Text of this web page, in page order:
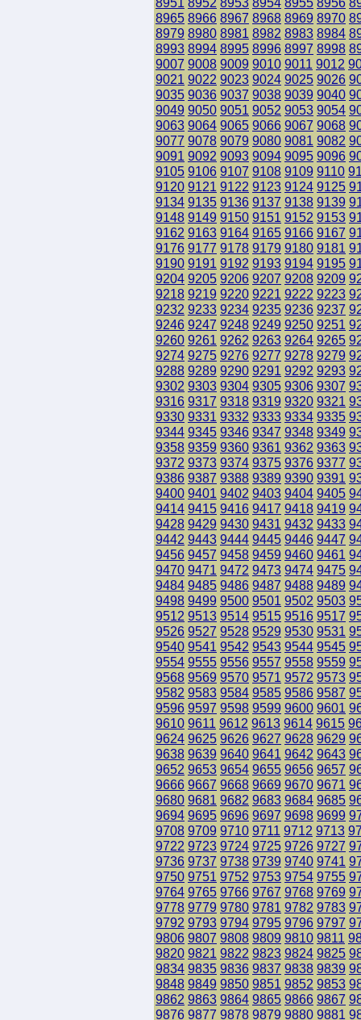
8965 8966 8967 8968 8969 8970
8979 8980 8981 8982 8983 8984
8993 8994 8995 8996 8997 8998
9007 9008 9009 9010 9011 9012
9021 9022 9023 9024 9025 9026
9035 9036 9037 9038 9039 9040
9049 9050 9051 9052 9053 9054
9063 9064 9065 9066 9067 9068
9077 9078 9079 9080 9081 9082
9091 9092 9093 9094 9095 9096
9105 9106 9107 9108 9109 9110
9120 9121 9122 9123 9124 9125
9134 9135 9136 9137 9138 9139
9148 9149 9150 9151 9152 9153
9162 9163 9164 9165 9166 9167
9176 9177 9178 9179 9180 9181
9190 9191 9192 9193 9194 9195
9204 9205 9206 9207 9208 9209
9218 9219 9220 9221 9222 9223
9232 9233 9234 9235 9236 9237
9246 9247 9248 9249 9250 9251
9260 9261 9262 9263 9264 9265
9274 9275 9276 9277 9278 9279
9288 9289 9290 9291 9292 9293
9302 9303 9304 9305 9306 9307
9316 9317 9318 9319 9320 9321
9330 9331 9332 9333 9334 9335
9344 9345 9346 9347 9348 9349
9358 9359 9360 9361 9362 9363
9372 9373 9374 9375 9376 9377
9386 9387 9388 9389 9390 9391
9400 9401 9402 9403 9404 9405
9414 9415 9416 9417 9418 9419
9428 9429 9430 9431 9432 9433
9442 9443 9444 9445 9446 9447
9456 9457 9458 9459 9460 9461
9470 9471 9472 9473 9474 9475
9484 9485 9486 9487 9488 9489
9498 9499 9500 9501 9502 9503
9512 9513 9514 9515 9516 9517
9526 9527 9528 9529 9530 9531
9540 9541 9542 9543 9544 9545
9554 9555 9556 9557 9558 9559
9568 9569 9570 9571 9572 9573
9582 9583 9584 9585 9586 9587
9596 9597 9598 9599 9600 9601
9610 9611 9612 9613 9614 9615
9624 9625 9626 9627 9628 9629
9638 9639 9640 9641 9642 9643
9652 9653 9654 9655 9656 9657
9666 9667 9668 9669 9670 9671
9680 9681 9682 9683 9684 9685
9694 9695 9696 9697 9698 9699
9708 9709 9710 9711 9712 9713
9722 9723 9724 9725 9726 9727
9736 9737 9738 9739 9740 9741
9750 9751 9752 9753 9754 9755
9764 9765 9766 9767 9768 9769
9778 9779 9780 9781 9782 9783
9792 9793 9794 9795 9796 9797
9806 9807 9808 9809 9810 9811
9820 9821 9822 9823 9824 9825
9834 9835 9836 9837 9838 9839
9848 9849 9850 9851 9852 9853
9862 9863 9864 9865 9866 9867
9876 9877 9878 9879 9880 9881